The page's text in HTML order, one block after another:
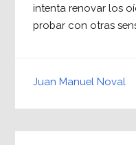
intenta renovar los
probar con otras
Juan Manuel Noval